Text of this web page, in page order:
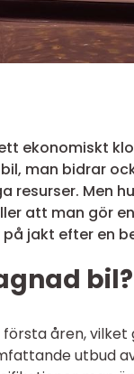
ekonomiskt
man bidrar
resurser. Men
att man gör
jakt efter en
bil?
åren,
utbud